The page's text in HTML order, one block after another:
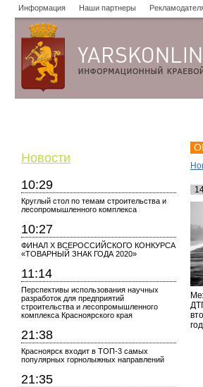
Информация Наши партнеры
Новости
10:29
Круглый стол по темам строительства и
лесопромышленного комплекса
10:27
ФИНАЛ X ВСЕРОССИЙСКОГО КОНКУРСА
«ТОВАРНЫЙ ЗНАК ГОДА 2020»
11:14
Перспективы использования научных
разработок для предприятий
строительства и лесопромышленного
комплекса Красноярского края
21:38
Красноярск входит в ТОП-3 самых
популярных горнолыжных направлений
21:35